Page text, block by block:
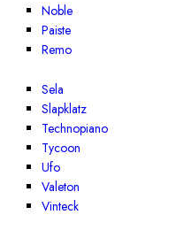
Noble
Paiste
Remo
Sela
Slapklatz
Technopiano
Tycoon
Ufo
Valeton
Vinteck